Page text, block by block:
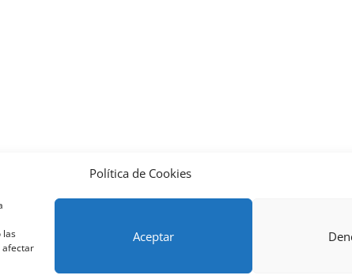
Política de Cookies
las
afectar
Aceptar
– Contrato de matrícula
Política de Cookies
de pago SEQURA
bonificada Formación Obligatoria según Sector